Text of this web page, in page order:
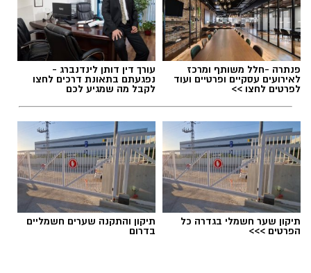
פנתרה -חלל משותף ומרכז
לאירועים עסקיים ופרטיים ועוד
לפרטים לחצו >>
עורך דין דותן לינדנברג -
נפגעתם בתאונת דרכים לחצו
לקבל מה שמגיע לכם
תיקון שער חשמלי בגדרה כל
הפרטים >>>
תיקון והתקנה שערים חשמליים
בדרום